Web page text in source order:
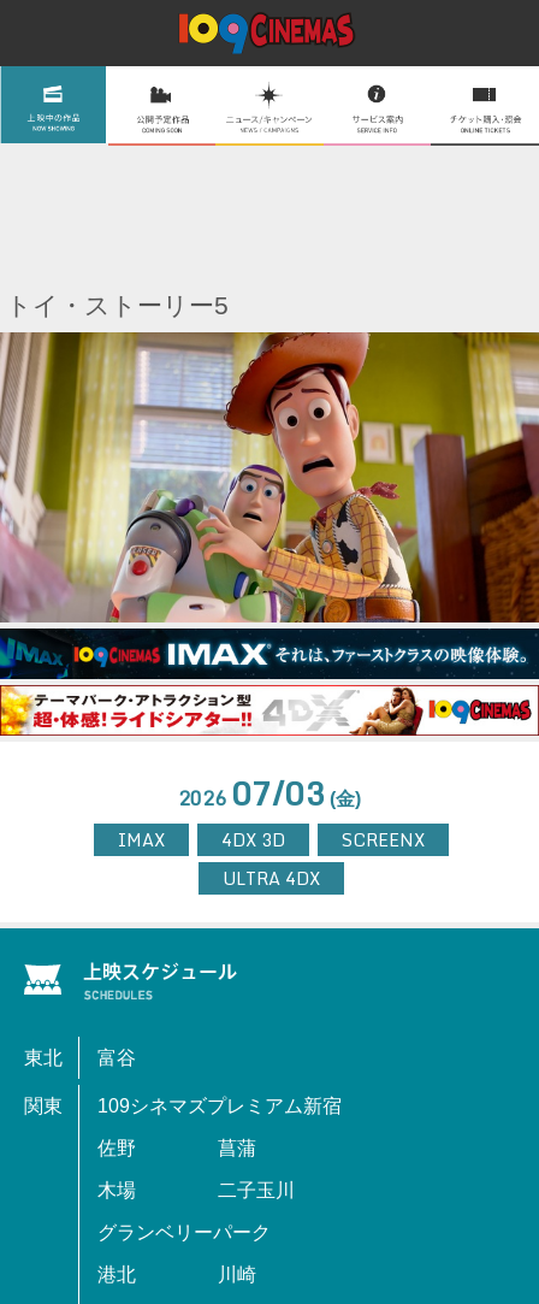
トイ・ストーリー5
2026 07/03 (金)
IMAX 4DX 3D
SCREENX
ULTRA 4DX
東北 富谷
関東 109シネマズプレミアム新宿
佐野 菖蒲
木場 二子玉川
グランベリーパーク
港北 川崎